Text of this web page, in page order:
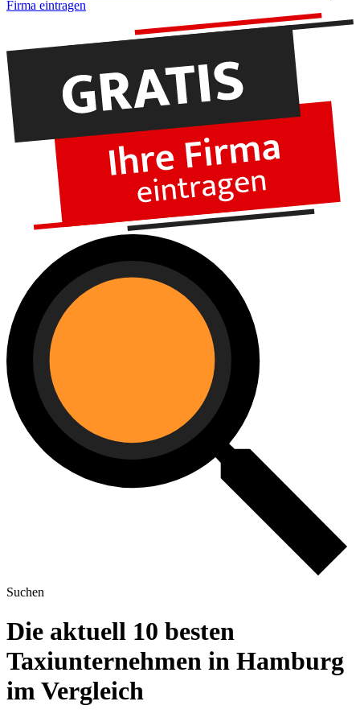
Firma eintragen
Suchen
Die aktuell 10 besten
Taxiunternehmen in Hamburg
im Vergleich